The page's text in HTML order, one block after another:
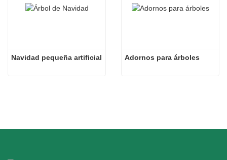
Navidad pequeña artificial Adornos para árboles